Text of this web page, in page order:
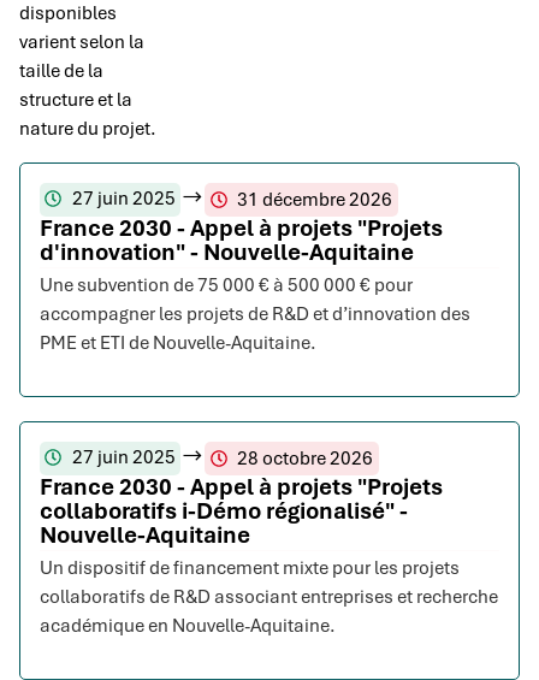
disponibles
varient selon la
taille de la
structure et la
nature du projet.
27 juin 2025 31 décembre 2026
France 2030 - Appel à projets "Projets
d'innovation" - Nouvelle-Aquitaine
Une subvention de 75 000 € à 500 000 € pour
accompagner les projets de R&D et d’innovation des
PME et ETI de Nouvelle-Aquitaine.
27 juin 2025 28 octobre 2026
France 2030 - Appel à projets "Projets
collaboratifs i-Démo régionalisé" -
Nouvelle-Aquitaine
Un dispositif de financement mixte pour les projets
collaboratifs de R&D associant entreprises et recherche
académique en Nouvelle-Aquitaine.